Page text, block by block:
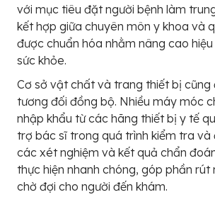
với mục tiêu đặt người bệnh làm
kết hợp giữa chuyên môn y khoa và
được chuẩn hóa nhằm nâng cao
sức khỏe.
Cơ sở vật chất và trang thiết bị cũng
tương đối đồng bộ. Nhiều máy móc
nhập khẩu từ các hãng thiết bị y tế
trợ bác sĩ trong quá trình kiểm tra và
các xét nghiệm và kết quả chẩn
thực hiện nhanh chóng, góp phần rút
chờ đợi cho người đến khám.